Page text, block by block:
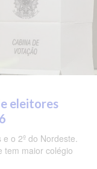
eleitores
o 2º do Nordeste.
tem maior colégio